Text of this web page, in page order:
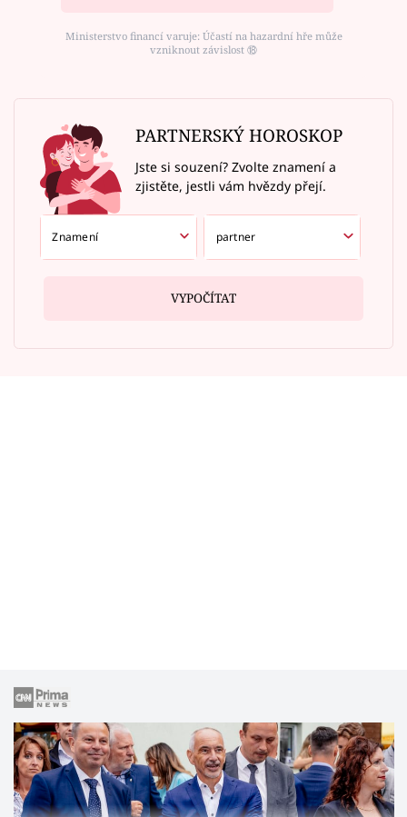
Ministerstvo financí varuje: Účastí na hazardní hře může
vzniknout závislost ⑱
PARTNERSKÝ HOROSKOP
Jste si souzení? Zvolte znamení a
zjistěte, jestli vám hvězdy přejí.
VYPOČÍTAT